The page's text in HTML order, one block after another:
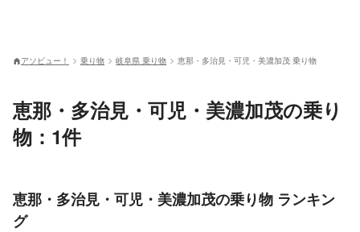
アソビュー！ 乗り物 岐阜県 乗り物 恵那・多治見・可児・美濃加茂 乗り物
恵那・多治見・可児・美濃加茂の乗り
物：1件
恵那・多治見・可児・美濃加茂の乗り物 ランキン
グ